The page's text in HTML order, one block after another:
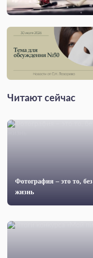
Читают сейчас
Фотография – это то,
жизнь